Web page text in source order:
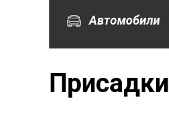
НАША ИСТОРИЯ
Автомобили
Присадки